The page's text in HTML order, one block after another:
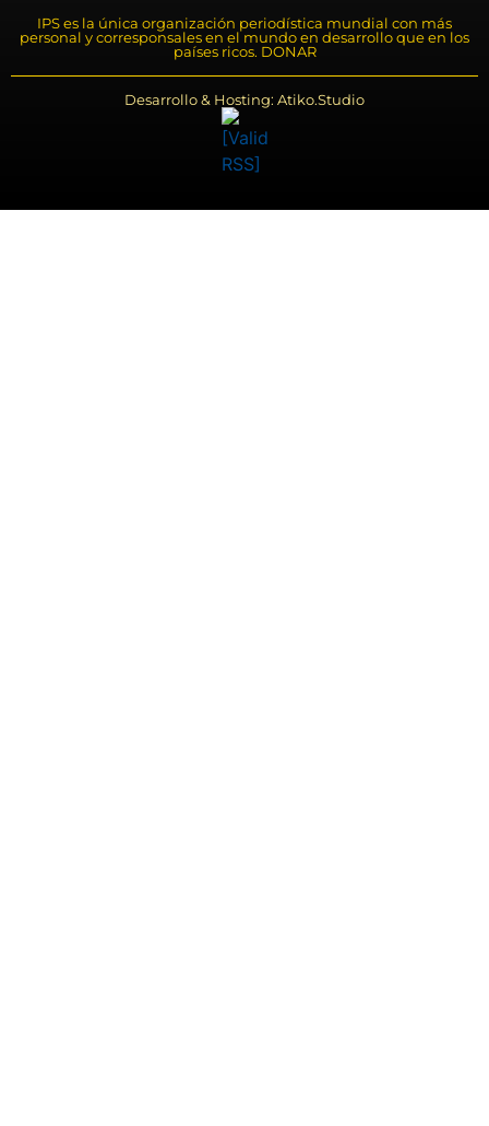
IPS es la única organización periodística mundial con más
personal y corresponsales en el mundo en desarrollo que en los
países ricos. DONAR
Desarrollo & Hosting: Atiko.Studio